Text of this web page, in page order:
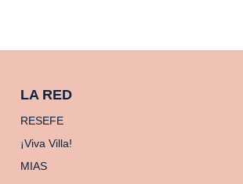
LA RED
RESEFE
¡Viva Villa!
MIAS